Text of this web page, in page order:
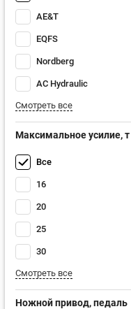
AE&T
EQFS
Nordberg
AC Hydraulic
Смотреть все
Максимальное усилие, т
Все
16
20
25
30
Смотреть все
Ножной привод, педаль